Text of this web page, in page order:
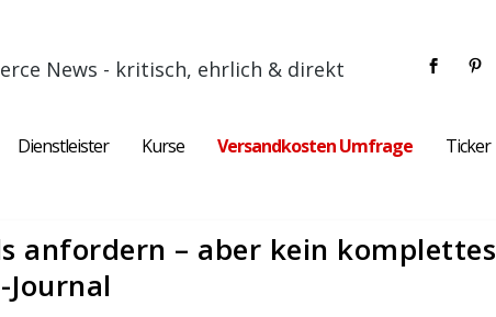
News - kritisch, ehrlich & direkt
Dienstleister Kurse Versandkosten Umfrage Ticker
anfordern – aber kein komplettes
Journal